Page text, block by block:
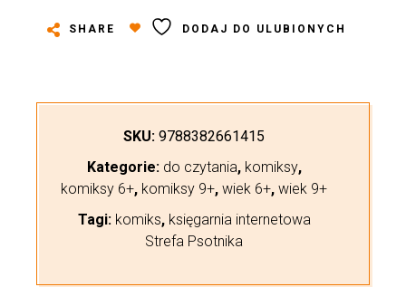
SHARE DODAJ DO ULUBIONYCH
SKU: 9788382661415
Kategorie: do czytania, komiksy,
komiksy 6+, komiksy 9+, wiek 6+, wiek 9+
Tagi: komiks, księgarnia internetowa
Strefa Psotnika